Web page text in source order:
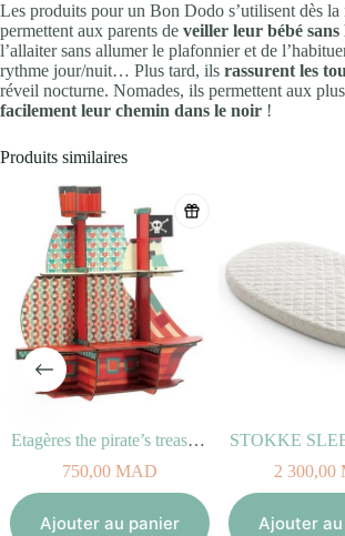
Les produits pour un Bon Dodo s’utilisent dès la
permettent aux parents de veiller leur bébé
l’allaiter sans allumer le plafonnier et de
rythme jour/nuit… Plus tard, ils rassurent les
réveil nocturne. Nomades, ils permettent aux
facilement leur chemin dans le noir !
Produits similaires
Etagères the pirate’s treasure
750,00MAD
Ajouter au panier
2 300,00
Ajouter